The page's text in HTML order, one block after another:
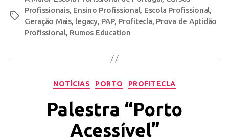
Profissionais, Ensino Profissional, Escola Profissional,
Geração Mais, legacy, PAP, Profitecla, Prova de Aptidão
Profissional, Rumos Education
NOTÍCIAS PORTO PROFITECLA
Palestra “Porto
Acessível”